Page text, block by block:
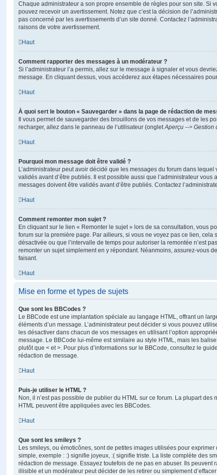
Chaque administrateur a son propre ensemble de règles pour son site. Si
pouvez recevoir un avertissement. Notez que c’est la décision de
pas concerné par les avertissements d’un site donné. Contactez
raisons de votre avertissement.
Haut
Comment rapporter des messages à un modérateur ?
Si l’administrateur l’a permis, allez sur le message à signaler et vous
message. En cliquant dessus, vous accéderez aux étapes nécessaires
Haut
À quoi sert le bouton « Sauvegarder » dans la page de rédaction de
Il vous permet de sauvegarder des brouillons de vos messages et de les
recharger, allez dans le panneau de l’utilisateur (ongletAperçu --> Gestion
Haut
Pourquoi mon message doit être validé ?
L’administrateur peut avoir décidé que les messages du forum dans lequel
validés avant d’être publiés. Il est possible aussi que l’administrateur vous
messages doivent être validés avant d’être publiés. Contactez
Haut
Comment remonter mon sujet ?
En cliquant sur le lien « Remonter le sujet » lors de sa consultation, vous
forum sur la première page. Par ailleurs, si vous ne voyez pas ce lien, cela
désactivée ou que l’intervalle de temps pour autoriser la remontée n’est
remonter un sujet simplement en y répondant. Néanmoins, assurez-vous
faisant.
Haut
Mise en forme et types de sujets
Que sont les BBCodes ?
Le BBCode est une implantation spéciale au langage HTML, offrant un
éléments d’un message. L’administrateur peut décider si vous pouvez
les désactiver dans chacun de vos messages en utilisant l’option
message. Le BBCode lui-même est similaire au style HTML, mais les
plutôt que < et >. Pour plus d’informations sur le BBCode, consultez le
rédaction de message.
Haut
Puis-je utiliser le HTML ?
Non, il n’est pas possible de publier du HTML sur ce forum. La plupart des
HTML peuvent être appliquées avec les BBCodes.
Haut
Que sont les smileys ?
Les smileys, ou émoticônes, sont de petites images utilisées pour
simple, exemple : :) signifie joyeux, :( signifie triste. La liste complète des
rédaction de message. Essayez toutefois de ne pas en abuser. Ils peuvent
illisible et un modérateur peut décider de les retirer ou simplement